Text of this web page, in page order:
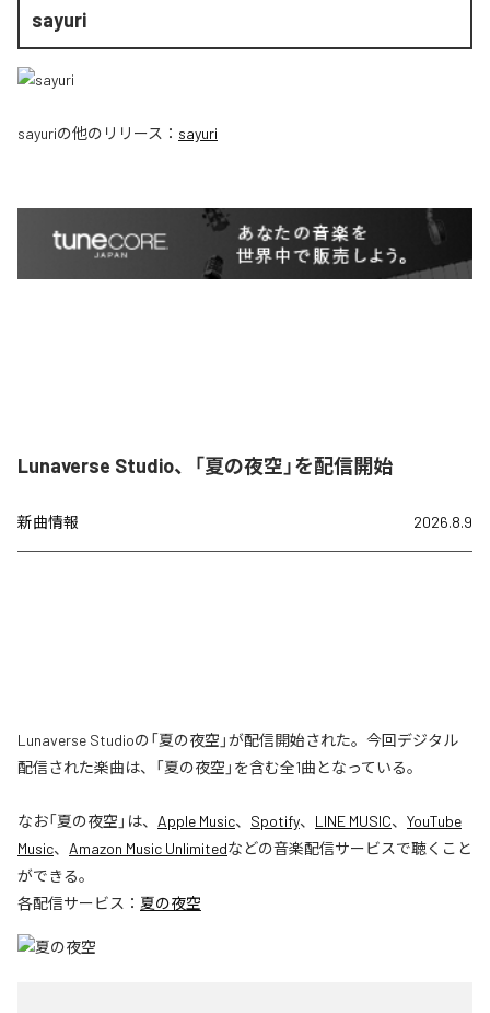
sayuri
sayuriの他のリリース： sayuri
Lunaverse Studio、「夏の夜空」を配信開始
新曲情報 2026.8.9
Lunaverse Studioの「夏の夜空」が配信開始された。今回デジタル
配信された楽曲は、「夏の夜空」を含む全1曲となっている。
なお「夏の夜空 」は、 Apple Music、 Spotify、 LINE MUSIC、 YouTube
Music、 Amazon Music Unlimitedなどの音楽配信サービスで聴くこと
ができる。
各配信サービス： 夏の夜空